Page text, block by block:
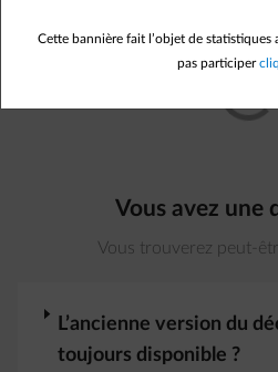
Vous avez une
Vous trouverez peut-
L’ancienne version du
toujours disponible ?
Cette bannière fait l’objet de statistiques
pas participer